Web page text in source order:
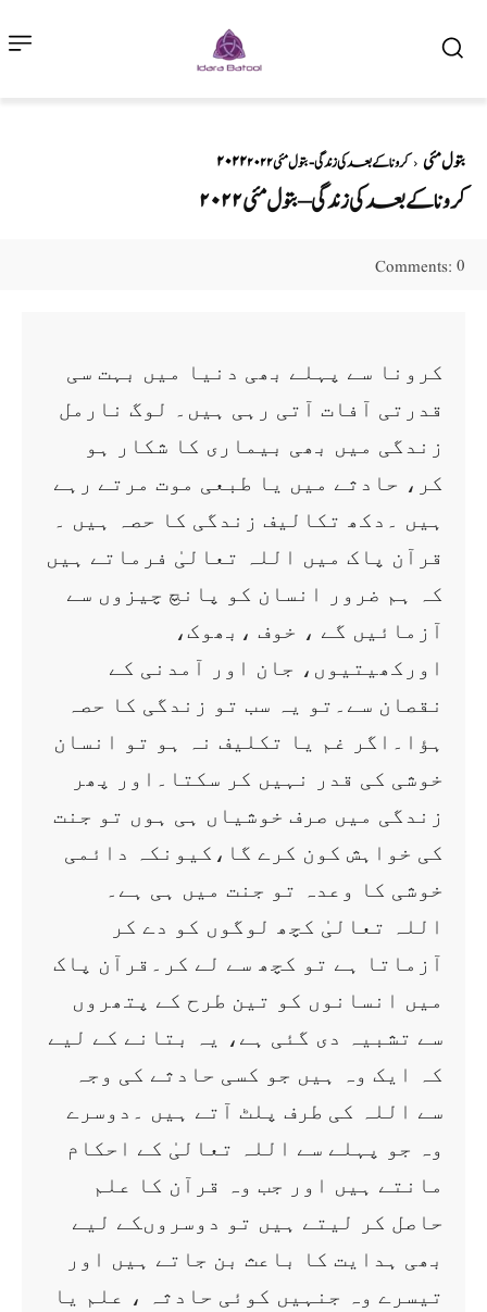
۲۰۲۲ بتول مئی کرونا کے بعد کی زندگی - بتول مئی ۲۰۲۲
کرونا کے بعد کی زندگی – بتول مئی ۲۰۲۲
Comments: 0
کرونا سے پہلے بھی دنیا میں بہت سی
قدرتی آفات آتی رہی ہیں۔ لوگ نارمل
زندگی میں بھی بیماری کا شکار ہو
کر، حادثے میں یا طبعی موت مرتے رہے
ہیں ۔دکھ تکالیف زندگی کا حصہ ہیں ۔
قرآن پاک میں اللہ تعالیٰ فرماتے ہیں
کہ ہم ضرور انسان کو پانچ چیزوں سے
آزمائیں گے ، خوف ،بھوک،
اورکھیتیوں، جان اور آمدنی کے
نقصان سے۔تو یہ سب تو زندگی کا حصہ
ہؤا۔اگر غم یا تکلیف نہ ہو تو انسان
خوشی کی قدر نہیں کر سکتا۔اور پھر
زندگی میں صرف خوشیاں ہی ہوں تو جنت
کی خواہش کون کرے گا،کیونکہ دائمی
خوشی کا وعدہ تو جنت میں ہی ہے۔
اللہ تعالیٰ کچھ لوگوں کو دے کر
آزماتا ہے تو کچھ سے لے کر۔قرآن پاک
میں انسانوں کو تین طرح کے پتھروں
سے تشبیہ دی گئی ہے، یہ بتانے کے لیے
کہ ایک وہ ہیں جو کسی حادثے کی وجہ
سے اللہ کی طرف پلٹ آتے ہیں ۔دوسرے
وہ جو پہلے سے اللہ تعالیٰ کے احکام
مانتے ہیں اور جب وہ قرآن کا علم
حاصل کر لیتے ہیں تو دوسروںکے لیے
بھی ہدایت کا باعث بن جاتے ہیں اور
تیسرے وہ جنہیں کوئی حادثہ ، علم یا